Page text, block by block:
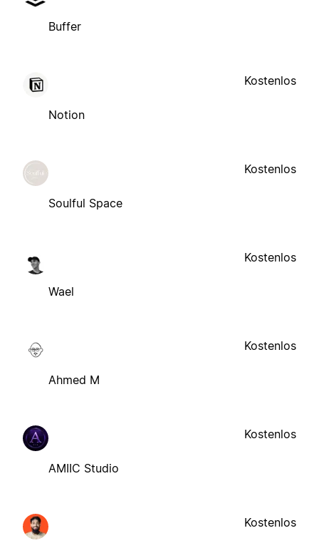
Buffer
Notion
Kostenlos
Soulful Space
Kostenlos
Wael
Kostenlos
Ahmed M
Kostenlos
AMIIC Studio
Kostenlos
Kostenlos